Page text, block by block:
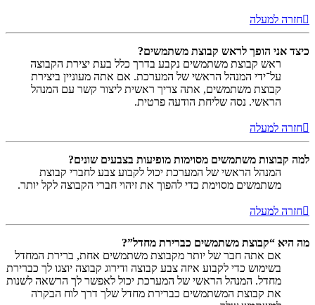
חזרה למעלה
כיצד אני הופך לראש קבוצת משתמשים?
ראש קבוצת משתמשים נקבע בדרך כלל בעת יצירת הקבוצה
על־ידי המנהל הראשי של המערכת. אם אתה מעוניין ביצירת
קבוצת משתמשים, אתה צריך ראשית ליצור קשר עם המנהל
הראשי. נסה שליחת הודעה פרטית.
חזרה למעלה
למה קבוצות משתמשים מסוימות מופיעות בצבעים שונים?
המנהל הראשי של המערכת יכול לקבוע צבע לחברי קבוצת
משתמשים מסוימת כדי להפוך את זיהוי חברי הקבוצה לקל יותר.
חזרה למעלה
מה היא “קבוצת משתמשים כברירת מחדל”?
אם אתה חבר של יותר מקבוצת משתמשים אחת, ברירת המחדל
בשימוש כדי לקבוע איזה צבע קבוצה ודירוג קבוצה יוצגו לך כברירת
מחדל. המנהל הראשי של המערכת יכול לאפשר לך הרשאה לשנות
את קבוצת המשתמשים כברירת מחדל שלך דרך לוח הבקרה